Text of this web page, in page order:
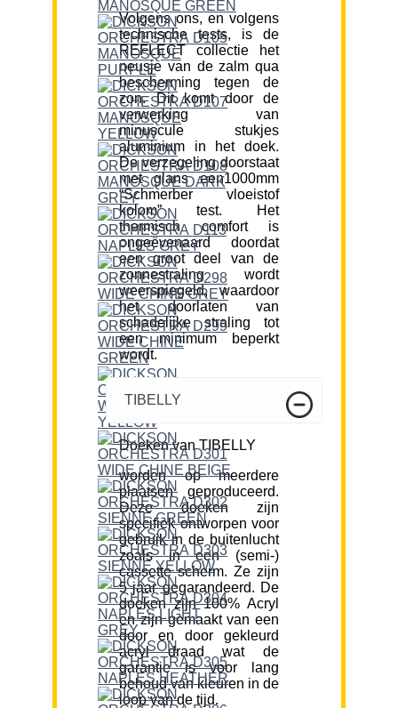
Volgens ons, en volgens
technische tests, is de
REFLECT collectie het
neusje van de zalm qua
bescherming tegen de
zon. Dit komt door de
verwerking van
minuscule stukjes
aluminium in het doek.
De verzegeling doorstaat
met glans een1000mm
“Schmerber vloeistof
kolom” test. Het
thermisch comfort is
ongeëvenaard doordat
een groot deel van de
zonnestraling wordt
weerspiegeld, waardoor
het doorlaten van
schadelijke straling tot
een minimum beperkt
wordt.
TIBELLY
Doeken van TIBELLY
worden op meerdere
plaatsen geproduceerd.
Deze doeken zijn
specifiek ontworpen voor
gebruik in de buitenlucht
zoals in een (semi-)
cassette scherm. Ze zijn
5 jaar gegarandeerd. De
doeken zijn 100% Acryl
en zijn gemaakt van een
door en door gekleurd
acryl draad wat de
garantie is voor lang
behoud van kleuren in de
loop van de tijd.